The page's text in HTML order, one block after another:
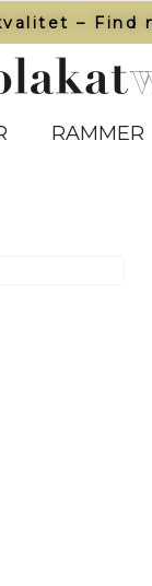
– Find
RAMMER